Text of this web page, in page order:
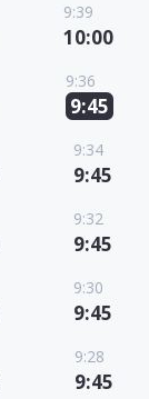
9:39
10:00
9:36
9:45
9:34
9:45
9:32
9:45
9:30
9:45
9:28
9:45